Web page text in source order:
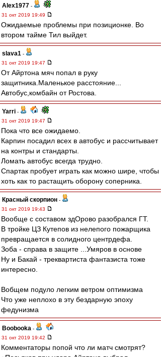
Alex1977 -
31 окт 2019 19:49
Ожидаемые проблемы при позиционке. Во
втором тайме Тил выйдет.
slava1 -
31 окт 2019 19:47
От Айртона мяч попал в руку
защитника.Маленькое расстояние...
Автобус,комбайн от Ростова.
Yarri -
31 окт 2019 19:47
Пока что все ожидаемо.
Карпин посадил всех в автобус и рассчитывает
на контры и стандарты.
Ломать автобус всегда трудно.
Спартак пробует играть как можно шире, чтобы
хоть как то растащить оборону соперника.
Красный скорпион -
31 окт 2019 19:43
Вообще с составом здОрово разобрался ГТ.
В тройке ЦЗ Кутепов из нелепого пожарщика
превращается в солидного центрдефа.
Зоба - справа в защите ...Умяров в основе
Ну и Бакай - треквартиста фантазиста тоже
интересно.
Вобщем подуло легким ветром оптимизма
Что уже неплохо в эту бездарную эпоху
федунизма
Boobooka -
31 окт 2019 19:42
Комментаторы попой что ли матч смотрят?